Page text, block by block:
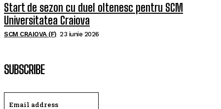
Start de sezon cu duel oltenesc pentru SCM
Universitatea Craiova
SCM CRAIOVA (F) 23 iunie 2026
SUBSCRIBE